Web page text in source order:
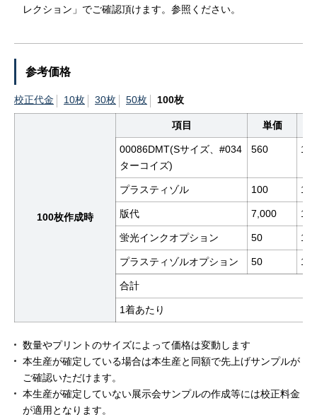
レクション」でご確認頂けます。参照ください。
参考価格
校正代金 10枚 30枚 50枚 100枚
100枚作成時
項目 単価
00086DMT(Sサイズ、#034
ターコイズ)
560 100
プラスティゾル 100 100
版代 7,000 1
蛍光インクオプション 50 100
プラスティゾルオプション 50 100
合計
1着あたり
数量やプリントのサイズによって価格は変動します
本生産が確定している場合は本生産と同額で先上げサンプルが
ご確認いただけます。
本生産が確定していない展示会サンプルの作成等には校正料金
が適用となります。